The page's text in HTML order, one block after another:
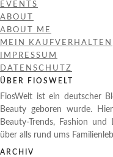
EVENTS
ABOUT
ABOUT ME
MEIN KAUFVERHALTEN
IMPRESSUM
DATENSCHUTZ
ÜBER FIOSWELT
FiosWelt ist ein deutscher
Beauty geboren wurde.
Beauty-Trends, Fashion
über alls rund ums
ARCHIV